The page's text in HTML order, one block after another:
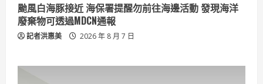
颱風白海豚接近 海保署提醒勿前往海邊活動 發現海洋
廢棄物可透過MDCN通報
記者洪惠美 2026 年 8 月 7 日